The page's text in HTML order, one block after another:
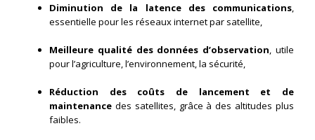
Diminution de la latence des communications,
essentielle pour les réseaux internet par satellite,
Meilleure qualité des données d’observation, utile
pour l’agriculture, l’environnement, la sécurité,
Réduction des coûts de lancement et de
maintenance des satellites, grâce à des altitudes plus
faibles.